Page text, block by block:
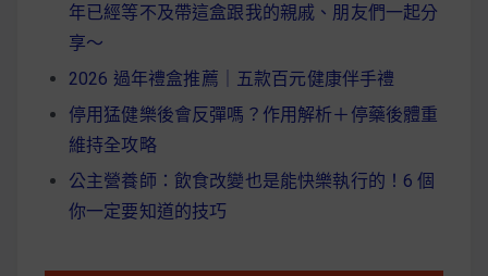
年已經等不及帶這盒跟我的親戚、朋友們一起分
享～
2026 過年禮盒推薦｜五款百元健康伴手禮
停用猛健樂後會反彈嗎？作用解析＋停藥後體重
維持全攻略
公主營養師：飲食改變也是能快樂執行的！6 個
你一定要知道的技巧